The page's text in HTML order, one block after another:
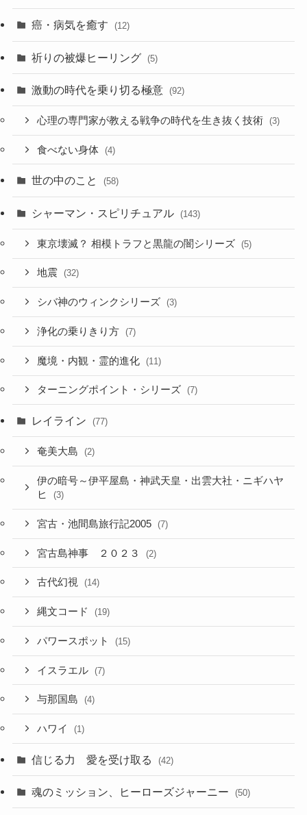
癌・病気を癒す (12)
祈りの被爆ヒーリング (5)
激動の時代を乗り切る極意 (92)
心理の専門家が教える戦争の時代を生き抜く技術 (3)
食べない身体 (4)
世の中のこと (58)
シャーマン・スピリチュアル (143)
東京壊滅？ 相模トラフと黒龍の闇シリーズ (5)
地震 (32)
シバ神のウィンクシリーズ (3)
浄化の乗りきり方 (7)
魔境・内観・霊的進化 (11)
ターニングポイント・シリーズ (7)
レイライン (77)
奄美大島 (2)
伊の暗号～伊平屋島・神武天皇・出雲大社・ニギハヤ
ヒ
(3)
宮古・池間島旅行記2005 (7)
宮古島神事 ２０２３ (2)
古代幻視 (14)
縄文コード (19)
パワースポット (15)
イスラエル (7)
与那国島 (4)
ハワイ (1)
信じる力 愛を受け取る (42)
魂のミッション、ヒーローズジャーニー (50)